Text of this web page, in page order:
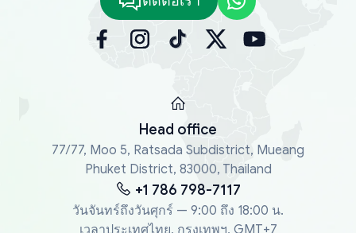
Head office
77/77, Moo 5, Ratsada Subdistrict, Mueang
Phuket District, 83000, Thailand
+1 786 798-7117
วันจันทร์ถึงวันศุกร์ — 9:00 ถึง 18:00 น.
เวลาประเทศไทย, กรุงเทพฯ, GMT+7